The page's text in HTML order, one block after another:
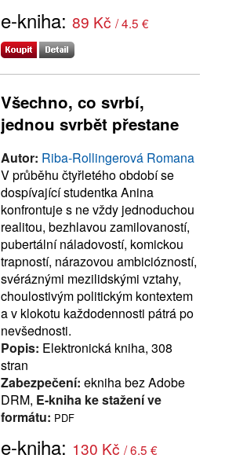
e-kniha: 89 Kč / 4.5 €
Všechno, co svrbí,
jednou svrbět přestane
Autor: Riba-Rollingerová Romana
V průběhu čtyřletého období se
dospívající studentka Anina
konfrontuje s ne vždy jednoduchou
realitou, bezhlavou zamilovaností,
pubertální náladovostí, komickou
trapností, nárazovou ambiciózností,
svéráznými mezilidskými vztahy,
choulostivým politickým kontextem
a v klokotu každodennosti pátrá po
nevšednosti.
Popis: Elektronická kniha, 308
stran
Zabezpečení: ekniha bez Adobe
DRM, E-kniha ke stažení ve
formátu: PDF
e-kniha: 130 Kč / 6.5 €